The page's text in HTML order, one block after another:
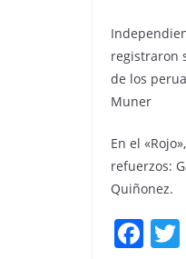
registraron
de los
Muner
En el
refuerzos:
Quiñonez.
F